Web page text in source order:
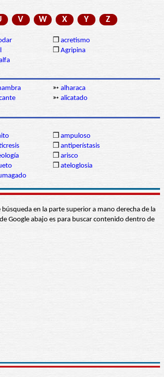
V W X Y Z
❒ acretismo
❒ Agripina
➳ alharaca
➳ alicatado
❒ ampuloso
❒ antiperístasis
❒ arisco
❒ ateloglosia
en la parte superior a mano derecha de la
Google abajo es para buscar contenido dentro de